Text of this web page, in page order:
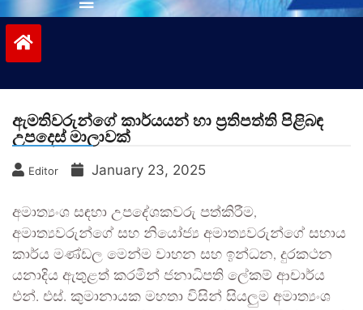
ඇමතිවරුන්ගේ කාර්යයන් හා ප්‍රතිපත්ති පිළිබඳ
උපදෙස් මාලාවක්
Editor January 23, 2025
අමාත්‍යංශ සඳහා උපදේශකවරු පත්කිරීම,
අමාත්‍යවරුන්ගේ සහ නියෝජ්‍ය අමාත්‍යවරුන්ගේ සහාය
කාර්ය මණ්ඩල මෙන්ම වාහන සහ ඉන්ධන, දුරකථන
යනාදිය ඇතුළත් කරමින් ජනාධිපති ලේකම් ආචාර්ය
එන්. එස්. කුමානායක මහතා විසින් සියලුම අමාත්‍යංශ